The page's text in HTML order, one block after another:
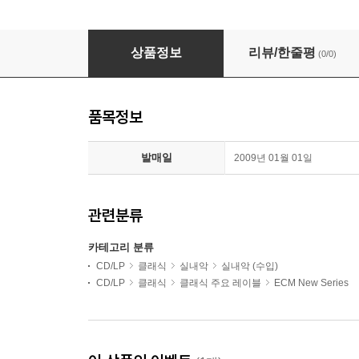
Juliane Banse 쿠르탁: 카프카 단편 (Kurtag :
상품정보 리뷰/한줄평 (0/0)
품목정보
발매일 2009년 01월 01일
관련분류
카테고리 분류
CD/LP 클래식 실내악
실내악 (수입)
CD/LP
클래식 클래식 주요 레이블 ECM New Series